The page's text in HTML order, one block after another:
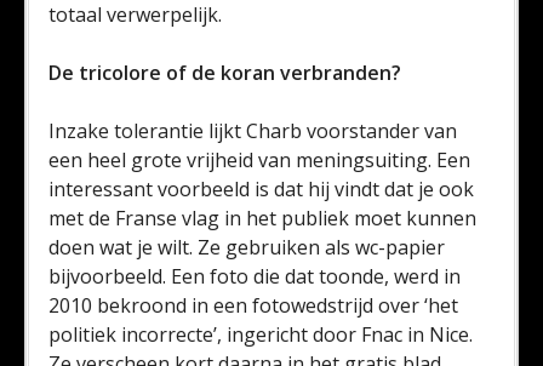
totaal verwerpelijk.
De tricolore of de koran verbranden?
Inzake tolerantie lijkt Charb voorstander van
een heel grote vrijheid van meningsuiting. Een
interessant voorbeeld is dat hij vindt dat je ook
met de Franse vlag in het publiek moet kunnen
doen wat je wilt. Ze gebruiken als wc-papier
bijvoorbeeld. Een foto die dat toonde, werd in
2010 bekroond in een fotowedstrijd over ‘het
politiek incorrecte’, ingericht door Fnac in Nice.